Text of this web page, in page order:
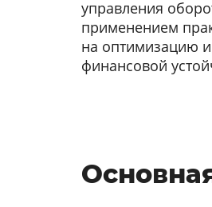
управления
применением
на оптимизацию
финансовой